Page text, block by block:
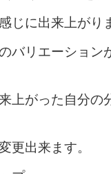
じに出来上がり
バリエーション
上がった自分の
更出来ます。